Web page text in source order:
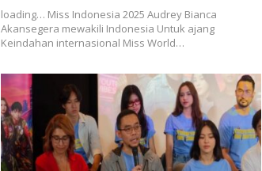
loading… Miss Indonesia 2025 Audrey Bianca
Akansegera mewakili Indonesia Untuk ajang
Keindahan internasional Miss World…